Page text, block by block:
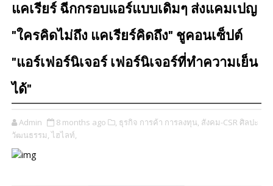
แคเรียร์ ฉีกกรอบแอร์แบบเดิมๆ ส่งแคมเปญ
"ใครคิดไม่ถึง แคเรียร์คิดถึง" ชูคอนเซ็ปต์
"แอร์เฟอร์นิเจอร์ เฟอร์นิเจอร์ที่ทำความเย็น
ได้"
Admin 8 months ago ​, ธุรกิจ การค้า การลงทุน, สังคม-CSR ศิลปะ
วัฒนธรรม, ไฮไลท์,